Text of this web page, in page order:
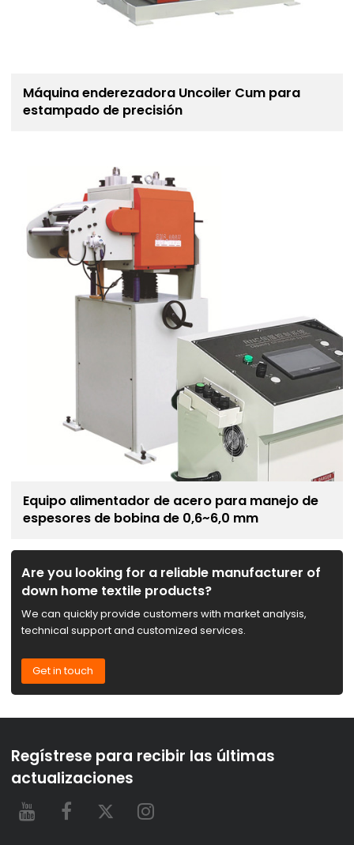
Máquina enderezadora Uncoiler Cum para
estampado de precisión
Equipo alimentador de acero para manejo de
espesores de bobina de 0,6~6,0 mm
Are you looking for a reliable manufacturer of
down home textile products?
We can quickly provide customers with market analysis,
technical support and customized services.
Get in touch
Regístrese para recibir las últimas
actualizaciones